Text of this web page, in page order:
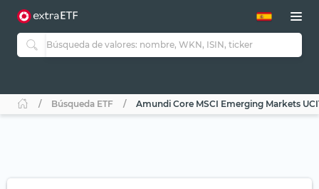
Búsqueda ETF Amundi Core MSCI Emerging Markets